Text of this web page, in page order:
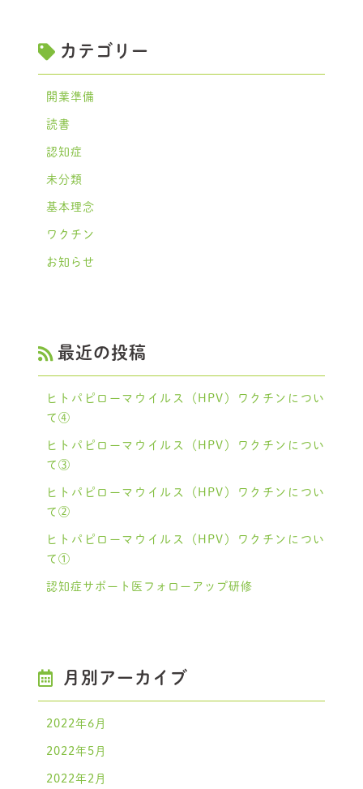
カテゴリー
開業準備
読書
認知症
未分類
基本理念
ワクチン
お知らせ
最近の投稿
ヒトパピローマウイルス（HPV）ワクチンについ
て④
ヒトパピローマウイルス（HPV）ワクチンについ
て③
ヒトパピローマウイルス（HPV）ワクチンについ
て②
ヒトパピローマウイルス（HPV）ワクチンについ
て①
認知症サポート医フォローアップ研修
月別アーカイブ
2022年6月
2022年5月
2022年2月